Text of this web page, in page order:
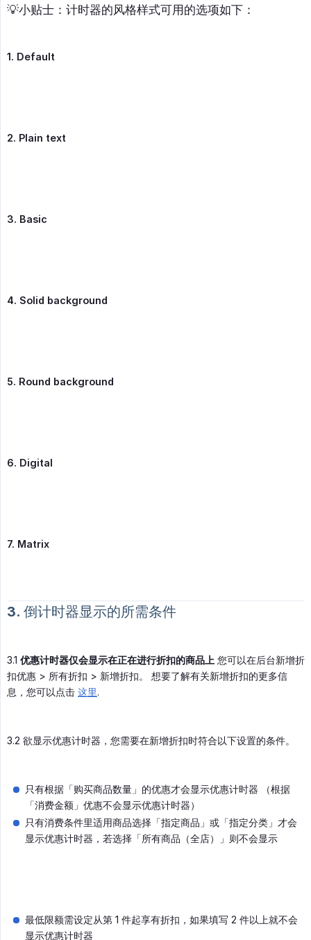
💡小贴士：计时器的风格样式可用的选项如下：
1. Default
2. Plain text
3. Basic
4. Solid background
5. Round background
6. Digital
7. Matrix
3. 倒计时器显示的所需条件
3.1 优惠计时器仅会显示在正在进行折扣的商品上 您可以在后台新增折
扣优惠 > 所有折扣 > 新增折扣。 想要了解有关新增折扣的更多信
息，您可以点击 这里.
3.2 欲显示优惠计时器，您需要在新增折扣时符合以下设置的条件。
只有根据「购买商品数量」的优惠才会显示优惠计时器 （根据
「消费金额」优惠不会显示优惠计时器）
只有消费条件里适用商品选择「指定商品」或「指定分类」才会
显示优惠计时器，若选择「所有商品（全店）」则不会显示
最低限额需设定从第 1 件起享有折扣，如果填写 2 件以上就不会
显示优惠计时器